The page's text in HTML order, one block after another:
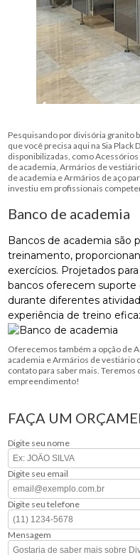
Pesquisando por divisória granito
que você precisa aqui na Sia Plack
disponibilizadas, como
de academia, Armários de
de academia e Armários de aço
investiu em profissionais
Banco de academia
Bancos de academia são
treinamento,
exercícios. Projetados
bancos oferecem suporte
durante diferentes
experiência de treino
Oferecemos também a opção de
academia e Armários de vestiário
contato para saber mais.
empreendimento!
FAÇA UM
Digite seu nome
Digite seu email
Digite seu telefone
Mensagem